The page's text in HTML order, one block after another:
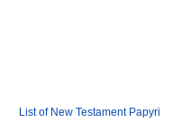
List of New Testament Papyri